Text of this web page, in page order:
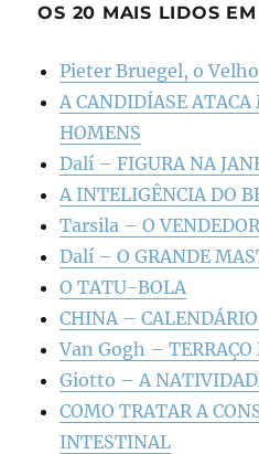
OS 20 MAIS LIDOS
Pieter Bruegel, o
A CANDIDÍASE ATACA
HOMENS
Dalí – FIGURA NA
A INTELIGÊNCIA DO
Tarsila – O
Dalí – O GRANDE
O TATU-BOLA
CHINA –
Van Gogh – TERRAÇO
Giotto – A
COMO TRATAR A
INTESTINAL